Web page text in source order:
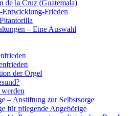
de la Cruz (Guatemala)
Entwicklung-Frieden
– Eine Auswahl
der Orgel
– Anstiftung zur Selbstsorge
für pflegende Angehörige